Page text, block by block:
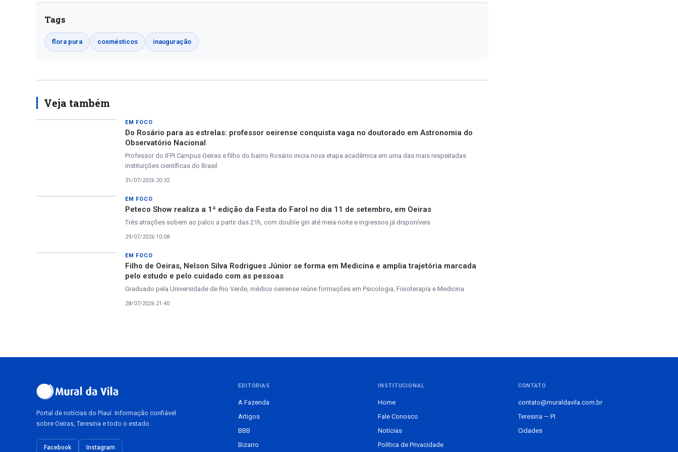
Tags
flora pura cosmésticos inauguração
Veja também
EM FOCO
Do Rosário para as estrelas: professor oeirense conquista vaga no doutorado em Astronomia do
Observatório Nacional
Professor do IFPI Campus Oeiras e filho do bairro Rosário inicia nova etapa acadêmica em uma das mais respeitadas
instituições científicas do Brasil
31/07/2026 20:32
EM FOCO
Peteco Show realiza a 1ª edição da Festa do Farol no dia 11 de setembro, em Oeiras
Três atrações sobem ao palco a partir das 21h, com double gin até meia-noite e ingressos já disponíveis
29/07/2026 10:08
EM FOCO
Filho de Oeiras, Nelson Silva Rodrigues Júnior se forma em Medicina e amplia trajetória marcada
pelo estudo e pelo cuidado com as pessoas
Graduado pela Universidade de Rio Verde, médico oeirense reúne formações em Psicologia, Fisioterapia e Medicina
28/07/2026 21:40
Portal de notícias do Piauí. Informação confiável
sobre Oeiras, Teresina e todo o estado.
Facebook Instagram
EDITORIAS
A Fazenda
Artigos
BBB
Bizarro
INSTITUCIONAL
Home
Fale Conosco
Notícias
Política de Privacidade
CONTATO
contato@muraldavila.com.br
Teresina — PI
Cidades